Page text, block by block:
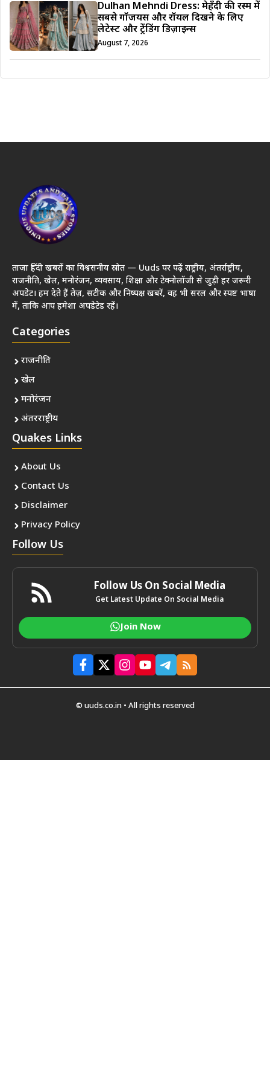
Dulhan Mehndi Dress: मेहँदी की रस्म में
सबसे गॉर्जियस और रॉयल दिखने के लिए
लेटेस्ट और ट्रेंडिंग डिज़ाइन्स
August 7, 2026
ताज़ा हिंदी खबरों का विश्वसनीय स्रोत — Uuds पर पढ़ें राष्ट्रीय, अंतर्राष्ट्रीय,
राजनीति, खेल, मनोरंजन, व्यवसाय, शिक्षा और टेक्नोलॉजी से जुड़ी हर जरूरी
अपडेट। हम देते हैं तेज़, सटीक और निष्पक्ष खबरें, वह भी सरल और स्पष्ट भाषा
में, ताकि आप हमेशा अपडेटेड रहें।
Categories
राजनीति
खेल
मनोरंजन
अंतरराष्ट्रीय
Quakes Links
About Us
Contact Us
Disclaimer
Privacy Policy
Follow Us
Follow Us On Social Media
Get Latest Update On Social Media
Join Now
© uuds.co.in • All rights reserved